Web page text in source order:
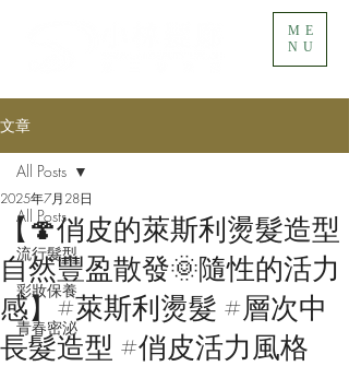
ME
NU
文章
All Posts
流行髮型
彩妝保養
青春密泌
All Posts
【🍄俏皮的萊斯利燙髮造型
自然豐盈散發🌞隨性的活力
感】​#萊斯利燙髮 #層次中
長髮造型 #俏皮活力風格​
2025年7月28日